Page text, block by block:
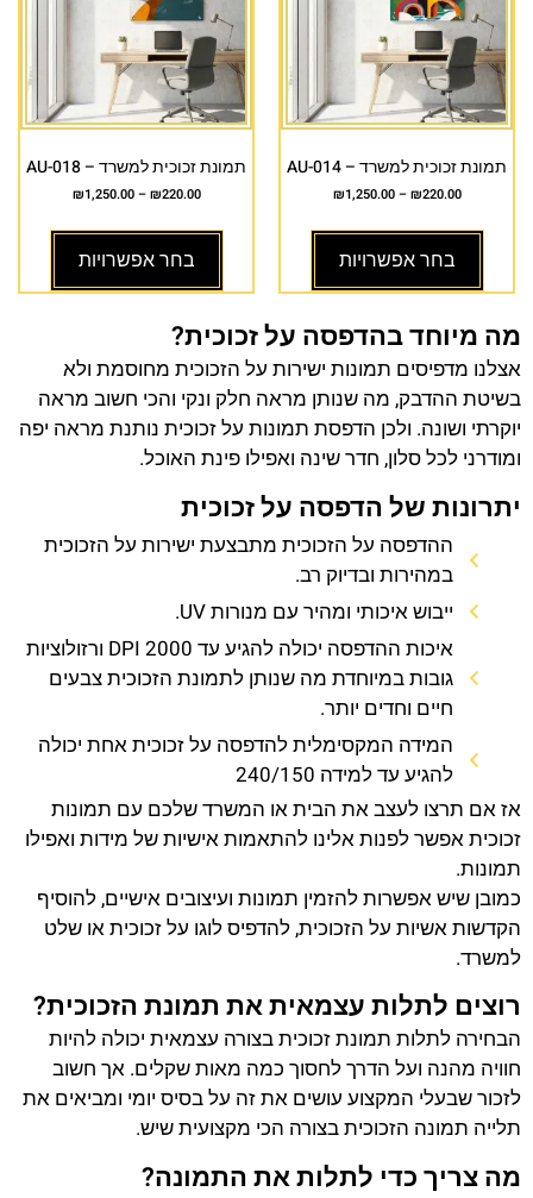
תמונת זכוכית למשרד – AU-014
₪220.00
–
₪1,250.00
בחר אפשרויות
תמונת זכוכית למשרד – AU-018
₪220.00
–
₪1,250.00
בחר אפשרויות
מה מיוחד בהדפסה על זכוכית?
אצלנו מדפיסים תמונות ישירות על הזכוכית מחוסמת ולא
בשיטת ההדבק, מה שנותן מראה חלק ונקי והכי חשוב מראה
יוקרתי ושונה. ולכן הדפסת תמונות על זכוכית נותנת מראה יפה
ומודרני לכל סלון, חדר שינה ואפילו פינת האוכל.
יתרונות של הדפסה על זכוכית
ההדפסה על הזכוכית מתבצעת ישירות על הזכוכית
במהירות ובדיוק רב.
ייבוש איכותי ומהיר עם מנורות UV.
איכות ההדפסה יכולה להגיע עד 2000 DPI ורזולוציות
גובות במיוחדת מה שנותן לתמונת הזכוכית צבעים
חיים וחדים יותר.
המידה המקסימלית להדפסה על זכוכית אחת יכולה
להגיע עד למידה 240/150
אז אם תרצו לעצב את הבית או המשרד שלכם עם תמונות
זכוכית אפשר לפנות אלינו להתאמות אישיות של מידות ואפילו
תמונות.
כמובן שיש אפשרות להזמין תמונות ועיצובים אישיים, להוסיף
הקדשות אשיות על הזכוכית, להדפיס לוגו על זכוכית או שלט
למשרד.
רוצים לתלות עצמאית את תמונת הזכוכית?
הבחירה לתלות תמונת זכוכית בצורה עצמאית יכולה להיות
חוויה מהנה ועל הדרך לחסוך כמה מאות שקלים. אך חשוב
לזכור שבעלי המקצוע עושים את זה על בסיס יומי ומביאים את
תלייה תמונה הזכוכית בצורה הכי מקצועית שיש.
מה צריך כדי לתלות את התמונה?